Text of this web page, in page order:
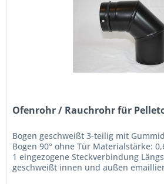
Ofenrohr / Rauchrohr für
Bogen geschweißt 3-teilig mit
Bogen 90° ohne Tür Materialstärke:
1 eingezogene Steckverbindung
geschweißt innen und außen